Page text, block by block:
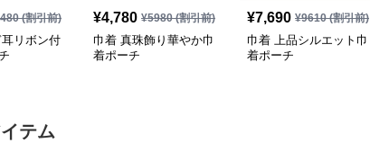
(割引前)
リボン付
¥4,780 ¥5980(割引前)
巾着 真珠飾り華やか巾
着ポーチ
¥7,690 ¥9610(割引前)
巾着 上品シルエット巾
着ポーチ
テム